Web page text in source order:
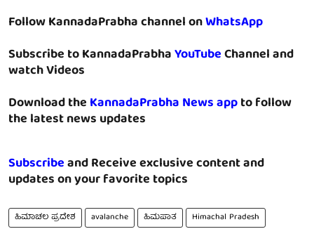
Follow KannadaPrabha channel onWhatsApp
Subscribe to KannadaPrabhaYouTubeChannel and
watch Videos
Download theKannadaPrabha News appto follow
the latest news updates
Subscribeand Receive exclusive content and
updates on your favorite topics
ಹಿಮಾಚಲ ಪ್ರದೇಶ avalanche ಹಿಮಪಾತ
Himachal Pradesh